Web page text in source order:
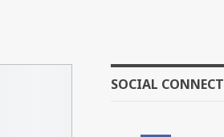
SOCIAL CONNECT